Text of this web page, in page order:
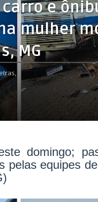
e
mulher
MG
domingo;
pelas equipes